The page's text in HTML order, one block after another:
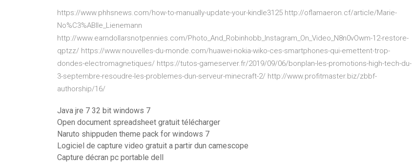
https://www.phhsnews.com/how-to-manually-update-your-kindle3125 http://oflamaeron.cf/article/Marie-
No%C3%ABlle_Lienemann
http://www.earndollarsnotpennies.com/Photo_And_Robinhobb_Instagram_On_Video_N8n0vOwm-12-restore-
qptzz/ https://www.nouvelles-du-monde.com/huawei-nokia-wiko-ces-smartphones-qui-emettent-trop-
dondes-electromagnetiques/ https://tutos-gameserver.fr/2019/09/06/bonplan-les-promotions-high-tech-du-
3-septembre-resoudre-les-problemes-dun-serveur-minecraft-2/ http://www.profitmaster.biz/zbbf-
authorship/16/
Java jre 7 32 bit windows 7
Open document spreadsheet gratuit télécharger
Naruto shippuden theme pack for windows 7
Logiciel de capture video gratuit a partir dun camescope
Capture décran pc portable dell